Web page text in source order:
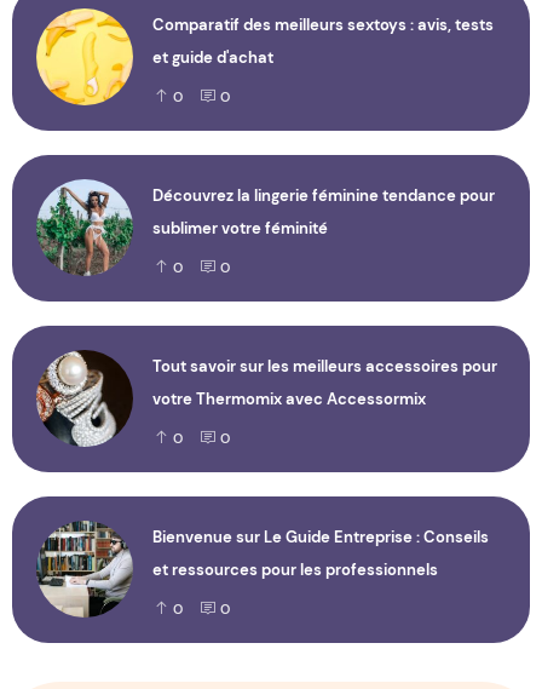
Comparatif des meilleurs sextoys : avis, tests
et guide d'achat
0 0
Découvrez la lingerie féminine tendance pour
sublimer votre féminité
0 0
Tout savoir sur les meilleurs accessoires pour
votre Thermomix avec Accessormix
0 0
Bienvenue sur Le Guide Entreprise : Conseils
et ressources pour les professionnels
0 0